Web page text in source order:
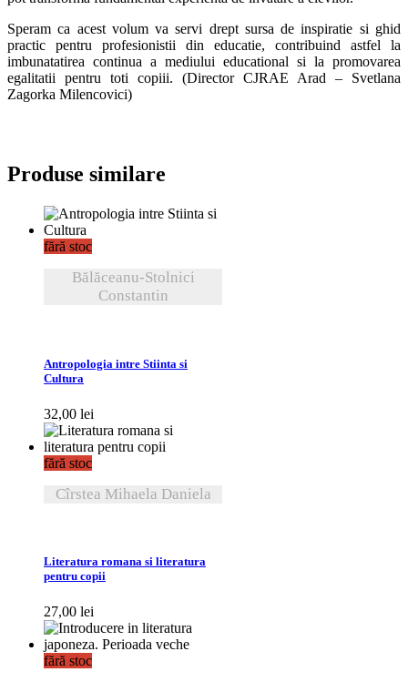
Speram ca acest volum va servi drept sursa de inspiratie si ghid
practic pentru profesionistii din educatie, contribuind astfel la
imbunatatirea continua a mediului educational si la promovarea
egalitatii pentru toti copiii. (Director CJRAE Arad – Svetlana
Zagorka Milencovici)
Produse similare
fără stoc
Bălăceanu-Stolnici
Constantin
Antropologia intre Stiinta si
Cultura
32,00 lei
fără stoc
Cîrstea Mihaela Daniela
Literatura romana si literatura
pentru copii
27,00 lei
fără stoc